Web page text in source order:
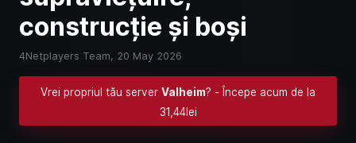
construcție și boși
4Netplayers Team, 20 May 2026
Vrei propriul tău server Valheim? - Începe acum de la
31,44lei